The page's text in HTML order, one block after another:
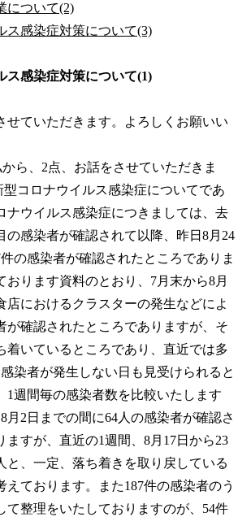
について(2)
ス感染症対策について(3)
ス感染症対策について(1)
せていただきます。よろしくお願いい
ら、2点、お話をさせていただきま
コロナウイルス感染症についてであ
ナウイルス感染症につきましては、去
の感染者が確認されて以降、昨日8月24
の感染者が確認されたところでありま
おります資料のとおり、7月末から8月
店におけるクラスターの発生などによ
が確認されたところでありますが、そ
着いているところであり、直近では多
染者が発生しない日も見受けられると
1週間毎の感染者数を比較いたします
月2日までの間に64人の感染者が確認さ
ますが、直近の1週間、8月17日から23
と、一定、落ち着きを取り戻している
えております。また187件の感染者のう
て整理をいたしておりますのが、54件